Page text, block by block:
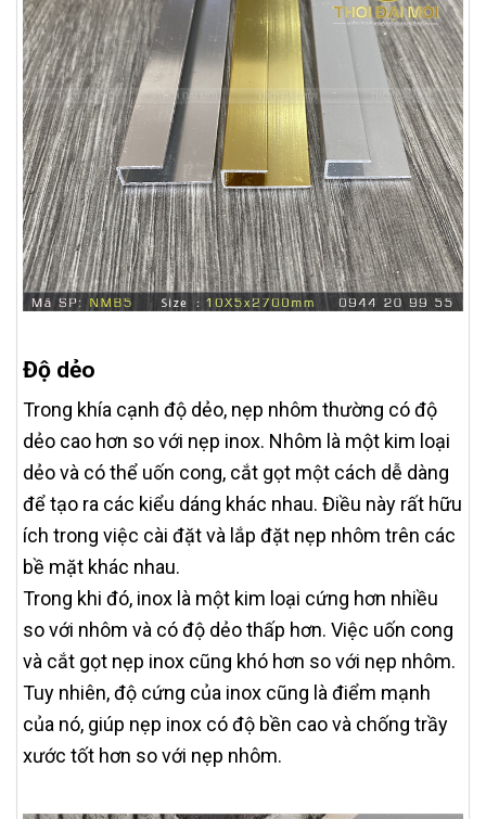
Độ dẻo
Trong khía cạnh độ dẻo, nẹp nhôm thường có độ
dẻo cao hơn so với nẹp inox. Nhôm là một kim loại
dẻo và có thể uốn cong, cắt gọt một cách dễ dàng
để tạo ra các kiểu dáng khác nhau. Điều này rất hữu
ích trong việc cài đặt và lắp đặt nẹp nhôm trên các
bề mặt khác nhau.
Trong khi đó, inox là một kim loại cứng hơn nhiều
so với nhôm và có độ dẻo thấp hơn. Việc uốn cong
và cắt gọt nẹp inox cũng khó hơn so với nẹp nhôm.
Tuy nhiên, độ cứng của inox cũng là điểm mạnh
của nó, giúp nẹp inox có độ bền cao và chống trầy
xước tốt hơn so với nẹp nhôm.